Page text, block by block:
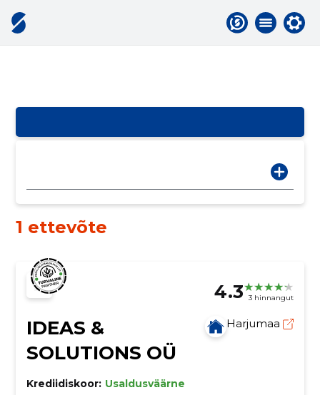
1 ettevõte
4.3 3 hinnangut
IDEAS &
SOLUTIONS OÜ
Harjumaa
Krediidiskoor: Usaldusväärne